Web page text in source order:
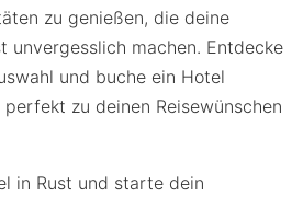
zu genießen, die deine
unvergesslich machen. Entdecke
und buche ein Hotel
zu deinen Reisewünschen
in Rust und starte dein